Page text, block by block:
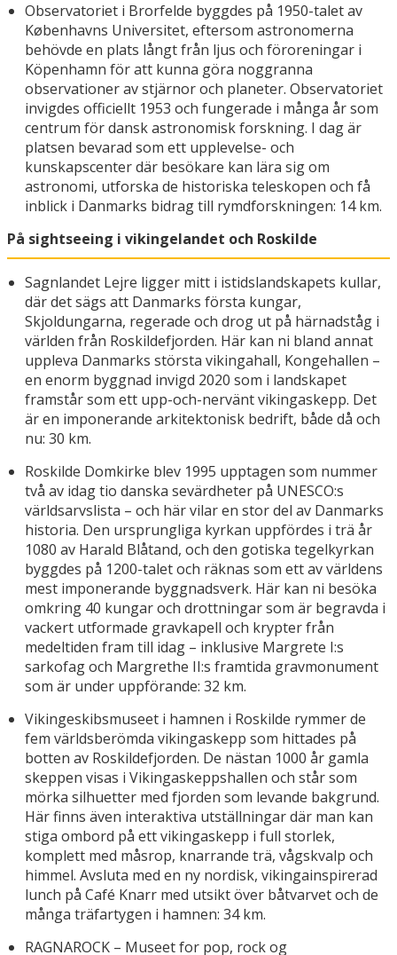
Observatoriet i Brorfelde byggdes på 1950-talet av
Københavns Universitet, eftersom astronomerna
behövde en plats långt från ljus och föroreningar i
Köpenhamn för att kunna göra noggranna
observationer av stjärnor och planeter. Observatoriet
invigdes officiellt 1953 och fungerade i många år som
centrum för dansk astronomisk forskning. I dag är
platsen bevarad som ett upplevelse- och
kunskapscenter där besökare kan lära sig om
astronomi, utforska de historiska teleskopen och få
inblick i Danmarks bidrag till rymdforskningen: 14 km.
På sightseeing i vikingelandet och Roskilde
Sagnlandet Lejre ligger mitt i istidslandskapets kullar,
där det sägs att Danmarks första kungar,
Skjoldungarna, regerade och drog ut på härnadståg i
världen från Roskildefjorden. Här kan ni bland annat
uppleva Danmarks största vikingahall, Kongehallen –
en enorm byggnad invigd 2020 som i landskapet
framstår som ett upp-och-nervänt vikingaskepp. Det
är en imponerande arkitektonisk bedrift, både då och
nu: 30 km.
Roskilde Domkirke blev 1995 upptagen som nummer
två av idag tio danska sevärdheter på UNESCO:s
världsarvslista – och här vilar en stor del av Danmarks
historia. Den ursprungliga kyrkan uppfördes i trä år
1080 av Harald Blåtand, och den gotiska tegelkyrkan
byggdes på 1200-talet och räknas som ett av världens
mest imponerande byggnadsverk. Här kan ni besöka
omkring 40 kungar och drottningar som är begravda i
vackert utformade gravkapell och krypter från
medeltiden fram till idag – inklusive Margrete I:s
sarkofag och Margrethe II:s framtida gravmonument
som är under uppförande: 32 km.
Vikingeskibsmuseet i hamnen i Roskilde rymmer de
fem världsberömda vikingaskepp som hittades på
botten av Roskildefjorden. De nästan 1000 år gamla
skeppen visas i Vikingaskeppshallen och står som
mörka silhuetter med fjorden som levande bakgrund.
Här finns även interaktiva utställningar där man kan
stiga ombord på ett vikingaskepp i full storlek,
komplett med måsrop, knarrande trä, vågskvalp och
himmel. Avsluta med en ny nordisk, vikingainspirerad
lunch på Café Knarr med utsikt över båtvarvet och de
många träfartygen i hamnen: 34 km.
RAGNAROCK – Museet for pop, rock og